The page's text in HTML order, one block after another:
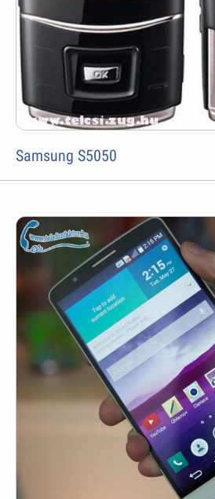
Samsung S5050